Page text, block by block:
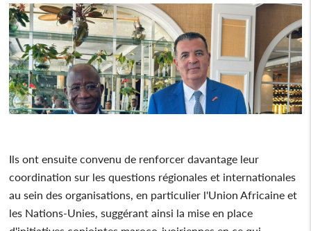
Ils ont ensuite convenu de renforcer davantage leur
coordination sur les questions régionales et internationales
au sein des organisations, en particulier l'Union Africaine et
les Nations-Unies, suggérant ainsi la mise en place